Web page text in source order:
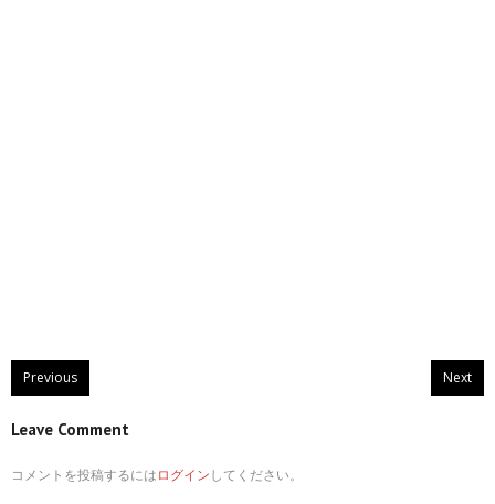
Previous Next
Leave Comment
コメントを投稿するにはログインしてください。